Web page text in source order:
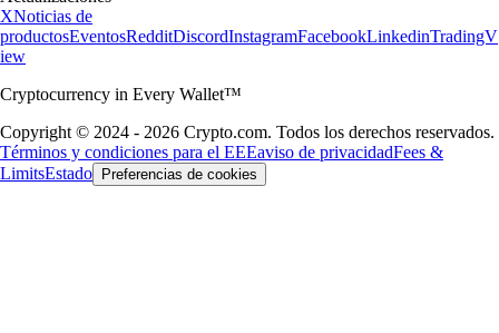
XNoticias de
productosEventosRedditDiscordInstagramFacebookLinkedinTradingV
iew
Cryptocurrency in Every Wallet™
Copyright © 2024 - 2026 Crypto.com. Todos los derechos reservados.
Términos y condiciones para el EEEaviso de privacidadFees &
LimitsEstado Preferencias de cookies